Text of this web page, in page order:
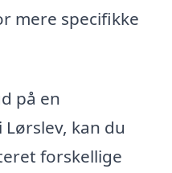
mere specifikke
på en
kan du
forskellige